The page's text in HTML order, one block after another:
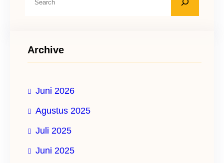
Archive
Juni 2026
Agustus 2025
Juli 2025
Juni 2025